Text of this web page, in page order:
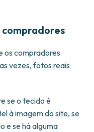
os compradores
vezes, fotos reais
se o tecido é
à imagem do site, se
e se há alguma